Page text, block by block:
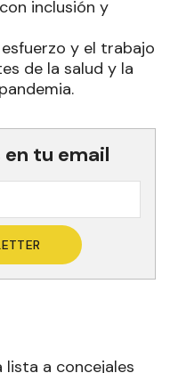
inclusión y
y el trabajo
de la salud y la
tu email
lista a concejales